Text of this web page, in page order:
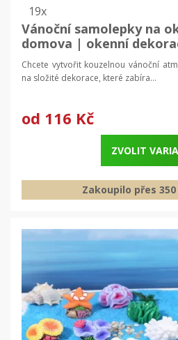
19x
Vánoční samolepky na
domova | okenní
výzdoba
Chcete vytvořit kouzelnou vánoční
na složité dekorace, které zabíra...
od 116 Kč
ZVOLIT
Zakoupilo přes